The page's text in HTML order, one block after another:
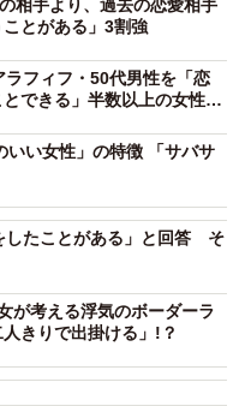
3/5
れたことがありますか？
展して別れたことがあ
49％、女性の67％が
た。
相手より、過去の恋愛相手
とがある」3割強
フィフ・50代男性を「恋
できる」半数以上の女性が
いい女性」の特徴 「サバサ
したことがある」と回答 そ
考える浮気のボーダーラ
きりで出掛ける」!？